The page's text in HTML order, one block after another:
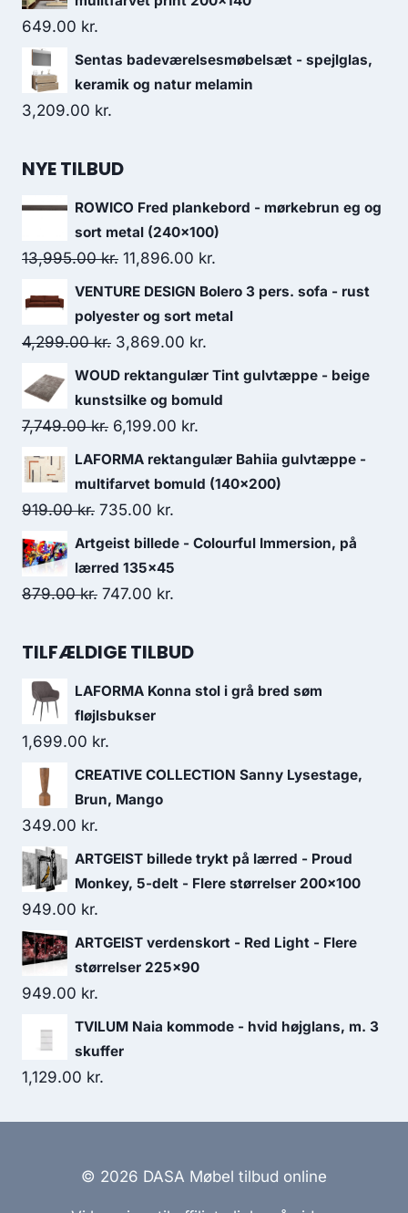
649.00 kr.
Sentas badeværelsesmøbelsæt - spejlglas,
keramik og natur melamin
3,209.00 kr.
NYE TILBUD
ROWICO Fred plankebord - mørkebrun eg og
sort metal (240x100)
13,995.00kr. 11,896.00 kr.
VENTURE DESIGN Bolero 3 pers. sofa - rust
polyester og sort metal
4,299.00kr. 3,869.00 kr.
WOUD rektangulær Tint gulvtæppe - beige
kunstsilke og bomuld
7,749.00kr. 6,199.00 kr.
LAFORMA rektangulær Bahiia gulvtæppe -
multifarvet bomuld (140x200)
919.00kr. 735.00 kr.
Artgeist billede - Colourful Immersion, på
lærred 135x45
879.00kr. 747.00 kr.
TILFÆLDIGE TILBUD
LAFORMA Konna stol i grå bred søm
fløjlsbukser
1,699.00 kr.
CREATIVE COLLECTION Sanny Lysestage,
Brun, Mango
349.00 kr.
ARTGEIST billede trykt på lærred - Proud
Monkey, 5-delt - Flere størrelser 200x100
949.00 kr.
ARTGEIST verdenskort - Red Light - Flere
størrelser 225x90
949.00 kr.
TVILUM Naia kommode - hvid højglans, m. 3
skuffer
1,129.00 kr.
© 2026 DASA Møbel tilbud online